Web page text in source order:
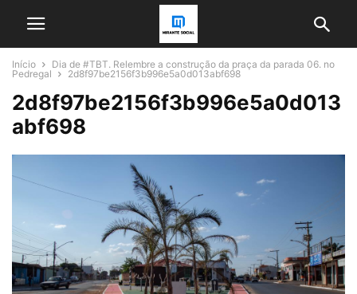
Início
Dia de #TBT. Relembre a construção da praça da parada 06. no
Pedregal
2d8f97be2156f3b996e5a0d013abf698
2d8f97be2156f3b996e5a0d013
abf698